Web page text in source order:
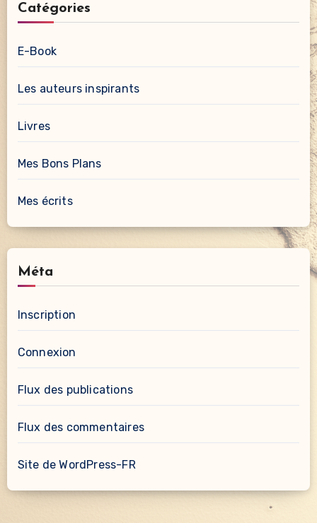
Catégories
E-Book
Les auteurs inspirants
Livres
Mes Bons Plans
Mes écrits
Méta
Inscription
Connexion
Flux des publications
Flux des commentaires
Site de WordPress-FR